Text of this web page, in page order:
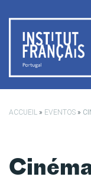
ACCUEIL » EVENTOS »